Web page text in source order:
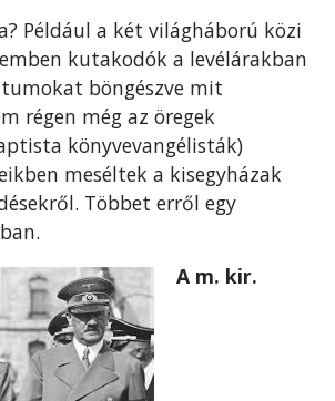
Például a két világháború közi
kutakodók a levélárakban
böngészve mit
régen még az öregek
könyvevangélisták)
meséltek a kisegyházak
Többet erről egy
A m. kir.